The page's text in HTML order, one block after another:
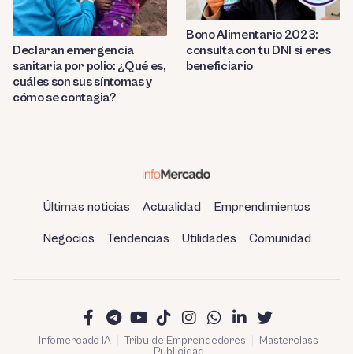
Declaran emergencia
sanitaria por polio: ¿Qué es,
cuáles son sus síntomas y
cómo se contagia?
Bono Alimentario 2023:
consulta con tu DNI si eres
beneficiario
Últimas noticias Actualidad Emprendimientos
Negocios Tendencias Utilidades Comunidad
Infomercado IA Tribu de Emprendedores
Masterclass